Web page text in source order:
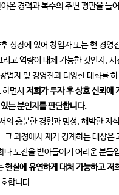
온 경력과 복수의 주변 평판을 들
성장에 있어 창업자 또는 현 경영
고 역량이 대체 가능한 것인지, 시
업자 및 경영진과 다양한 대화를
면서 저희가 투자 후 상호 신뢰에
는 분인지를 판단합니다.
의 충분한 경험과 명성, 해박한 지
그 과정에서 제가 경계하는 대상은
나 도전을 받아들이기 어려운 분들
현실에 유연하게 대처 가능하고 저
합니다.